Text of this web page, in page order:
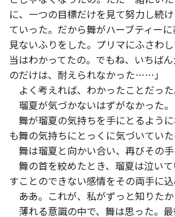
に、一つの目標だけを見て努力し続
ていった。だから舞がハーブティーに
見ないふりをした。プリマにふさわ
当はわかってたの。でもね、いちば
のだけは、耐えられなかった……」
よく考えれば、わかったことだった
瑠夏が気づかないはずがなかった。
舞が瑠夏の気持ちを手にとるよう
も舞の気持ちにとっくに気づいていた
舞は瑠夏と向かい合い、再びその手
舞の首を絞めたとき、瑠夏は泣い
すことのできない感情をその両手に込
――ああ。これが、私がずっと知りたか
薄れる意識の中で、舞は思った。